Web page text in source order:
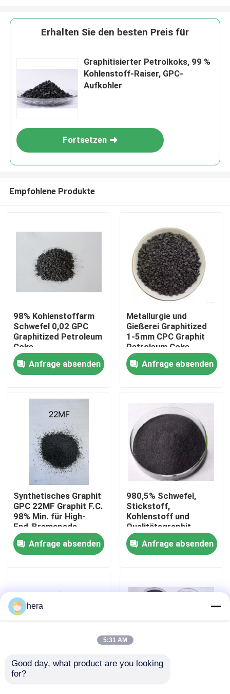
Produkte
Über uns
Fabrik-Ausflug
Qualitätskontrolle
Nachrichten
Fälle
Erhalten Sie den besten Preis für
Graphitisierter Petrolkoks, 99 %
Kohlenstoff-Raiser, GPC-
Aufkohler
Fortsetzen
Empfohlene Produkte
98% Kohlenstoffarm
Schwefel 0,02 GPC
Graphitized Petroleum
Coke
Anfrage absenden
Metallurgie und
Gießerei Graphitized
1-5mm CPC Graphit
Petroleum Coke
Anfrage absenden
Synthetisches Graphit
GPC 22MF Graphit F.C.
98% Min. für High-
End-Bremspads
Anfrage absenden
980,5% Schwefel,
Stickstoff,
Kohlenstoff und
Qualitätsgraphit
Anfrage absenden
Kohlenstoffsteigerer
hera
5:31 AM
Good day, what product are you looking
for?